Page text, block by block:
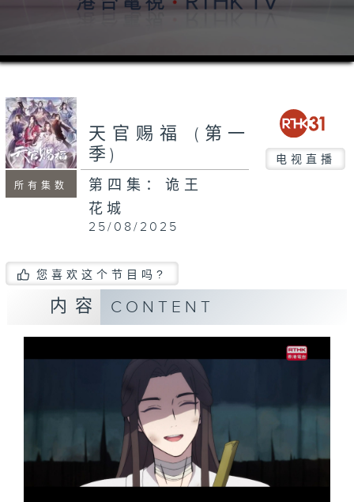
所有集数
天官赐福 (第一
季)
电视直播
第四集：诡王
花城
25/08/2025
您喜欢这个节目吗?
内容 CONTENT